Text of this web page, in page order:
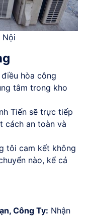
Nội
hòa công
tâm trong kho
Tiến sẽ trực tiếp
cách an toàn và
tôi cam kết không
nào, kể cả
Công Ty: Nhận